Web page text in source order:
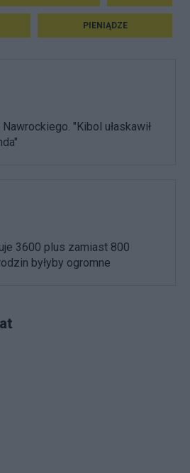
PIENIĄDZE
"Kibol ułaskawił
3600 plus zamiast 800
byłyby ogromne